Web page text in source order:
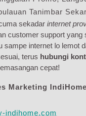
Tanimbar
sekadar internet
customer support yang
sampe internet lo lemot
terus hubungi
cepat!
Marketing
indihome.com